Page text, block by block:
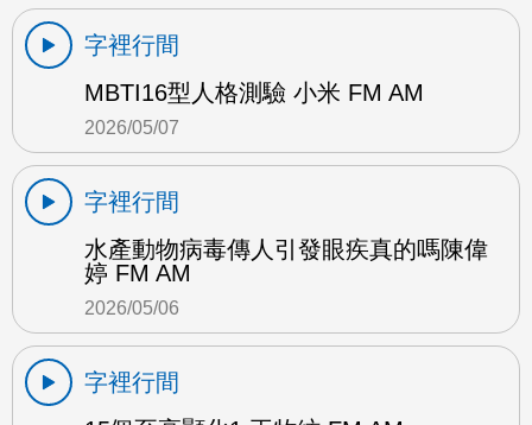
字裡行間
MBTI16型人格測驗 小米 FM AM
2026/05/07
字裡行間
水產動物病毒傳人引發眼疾真的嗎陳偉
婷 FM AM
2026/05/06
字裡行間